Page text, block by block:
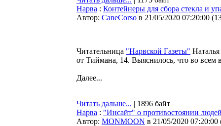
Нарва : Контейнеры для сбора стекла и
Автор: CaneCorso в 21/05/2020 07:20:00 (
Читательница "Нарвской Газеты"
от Тиймана, 14. Выяснилось, что во всем
Далее...
Читать дальше... | 1896 байт
Нарва : "Инсайт" о противостоянии
Автор: MONMOON в 21/05/2020 07:20:00